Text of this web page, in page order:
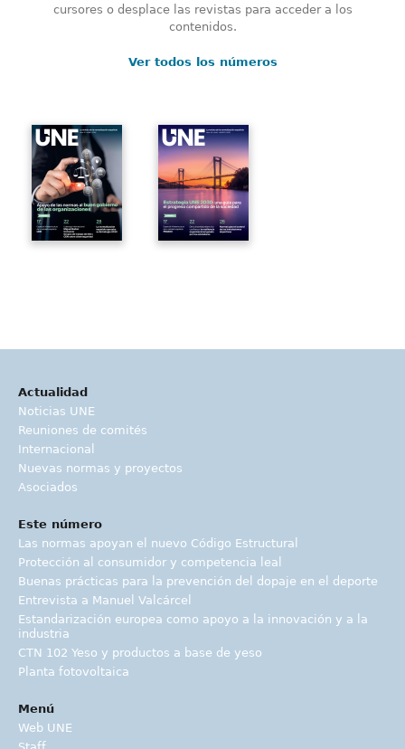
cursores o desplace las revistas para acceder a los
contenidos.
Ver todos los números
Actualidad
Noticias UNE
Reuniones de comités
Internacional
Nuevas normas y proyectos
Asociados
Este número
Las normas apoyan el nuevo Código Estructural
Protección al consumidor y competencia leal
Buenas prácticas para la prevención del dopaje en el deporte
Entrevista a Manuel Valcárcel
Estandarización europea como apoyo a la innovación y a la
industria
CTN 102 Yeso y productos a base de yeso
Planta fotovoltaica
Menú
Web UNE